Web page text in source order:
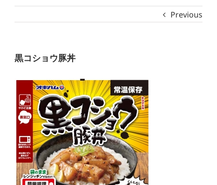
Previous
黒コショウ豚丼